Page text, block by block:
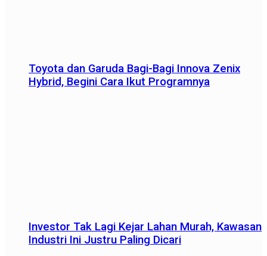
Toyota dan Garuda Bagi-Bagi Innova Zenix
Hybrid, Begini Cara Ikut Programnya
Investor Tak Lagi Kejar Lahan Murah, Kawasan
Industri Ini Justru Paling Dicari